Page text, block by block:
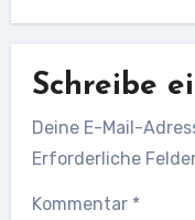
Schreibe
Deine E-Mail-
Erforderliche
Kommentar *